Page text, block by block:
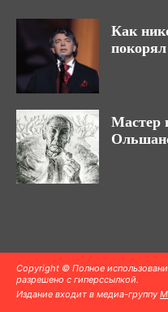
Как
Мастер
Copyright © Полное
разрешено с гиперссылкой.
Издание входит в медиа-группу